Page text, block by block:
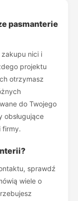
pasmanterie
zakupu nici i
projektu
otrzymasz
do Twojego
obsługujące
firmy.
sprawdź
wiele o